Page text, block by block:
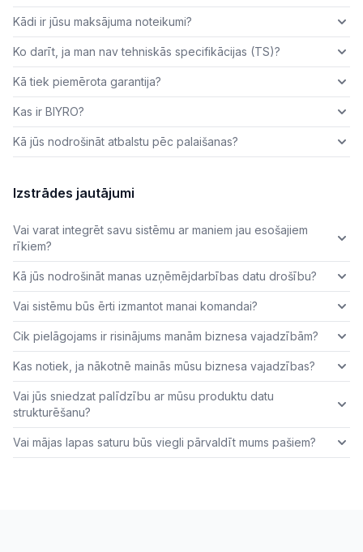
Kādi ir jūsu maksājuma noteikumi?
Ko darīt, ja man nav tehniskās specifikācijas (TS)?
Kā tiek piemērota garantija?
Kas ir BIYRO?
Kā jūs nodrošināt atbalstu pēc palaišanas?
Izstrādes jautājumi
Vai varat integrēt savu sistēmu ar maniem jau esošajiem
rīkiem?
Kā jūs nodrošināt manas uzņēmējdarbības datu drošību?
Vai sistēmu būs ērti izmantot manai komandai?
Cik pielāgojams ir risinājums manām biznesa vajadzībām?
Kas notiek, ja nākotnē mainās mūsu biznesa vajadzības?
Vai jūs sniedzat palīdzību ar mūsu produktu datu
strukturēšanu?
Vai mājas lapas saturu būs viegli pārvaldīt mums pašiem?